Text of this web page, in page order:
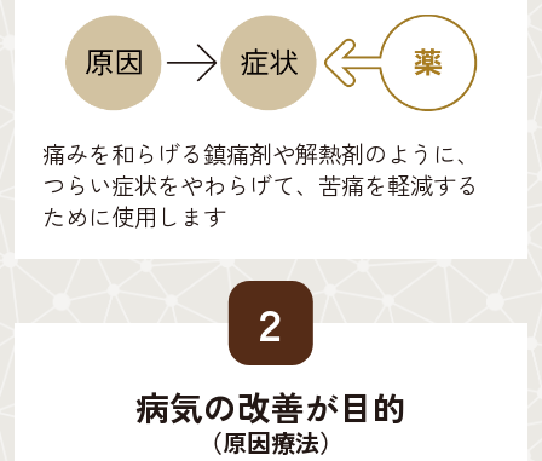
痛みを和らげる鎮痛剤や解熱剤のように、
つらい症状をやわらげて、苦痛を軽減する
ために使用します
２
病気の改善が目的
（原因療法）